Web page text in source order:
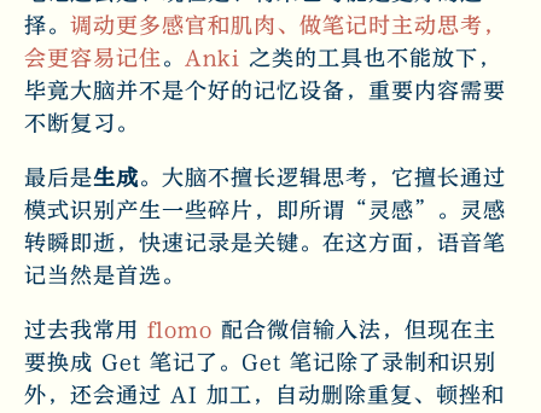
择。 调动更多感官和肌肉、做笔记时主动思考，
会更容易记住。 Anki 之类的工具也不能放下，
毕竟大脑并不是个好的记忆设备，重要内容需要
不断复习。
最后是生成。大脑不擅长逻辑思考，它擅长通过
模式识别产生一些碎片，即所谓“灵感”。灵感
转瞬即逝，快速记录是关键。在这方面，语音笔
记当然是首选。
过去我常用 flomo 配合微信输入法，但现在主
要换成 Get 笔记了。Get 笔记除了录制和识别
外，还会通过 AI 加工，自动删除重复、顿挫和